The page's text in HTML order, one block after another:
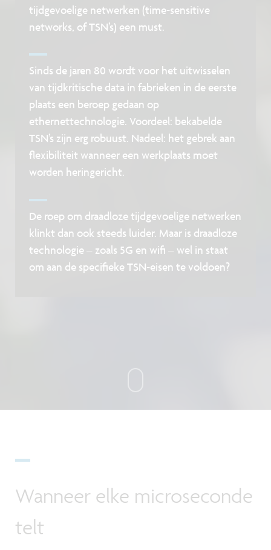
tijdgevoelige netwerken (time-sensitive
networks, of TSN’s) een must.
Sinds de jaren 80 wordt voor het uitwisselen
van tijdkritische data in fabrieken in de eerste
plaats een beroep gedaan op
ethernettechnologie. Voordeel: bekabelde
TSN’s zijn erg robuust. Nadeel: het gebrek aan
flexibiliteit wanneer een werkplaats moet
worden heringericht.
De roep om draadloze tijdgevoelige netwerken
klinkt dan ook steeds luider. Maar is draadloze
technologie – zoals 5G en wifi – wel in staat
om aan de specifieke TSN-eisen te voldoen?
Wanneer elke microseconde
telt